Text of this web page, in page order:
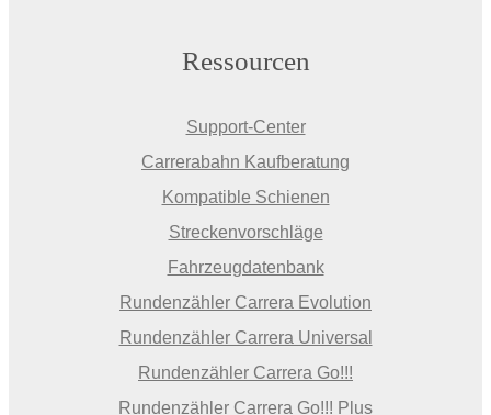
Ressourcen
Support-Center
Carrerabahn Kaufberatung
Kompatible Schienen
Streckenvorschläge
Fahrzeugdatenbank
Rundenzähler Carrera Evolution
Rundenzähler Carrera Universal
Rundenzähler Carrera Go!!!
Rundenzähler Carrera Go!!! Plus